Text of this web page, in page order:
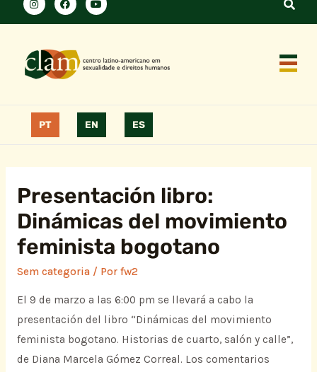
PT EN ES
Presentación libro:
Dinámicas del movimiento
feminista bogotano
Sem categoria/ Por fw2
El 9 de marzo a las 6:00 pm se llevará a cabo la
presentación del libro “Dinámicas del movimiento
feminista bogotano. Historias de cuarto, salón y calle”,
de Diana Marcela Gómez Correal. Los comentarios